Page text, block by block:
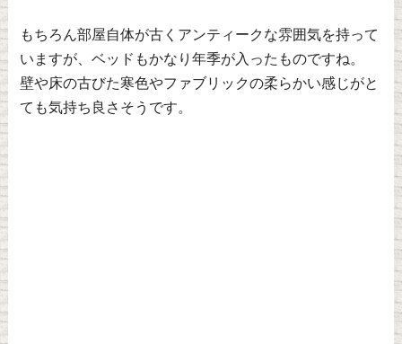
もちろん部屋自体が古くアンティークな雰囲気を持って
いますが、ベッドもかなり年季が入ったものですね。
壁や床の古びた寒色やファブリックの柔らかい感じがと
ても気持ち良さそうです。